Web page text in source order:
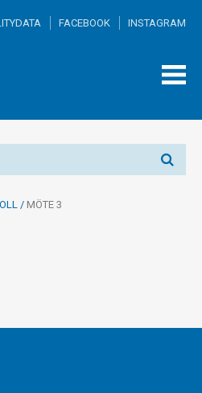
FACEBOOK INSTAGRAM
/ MÖTE 3